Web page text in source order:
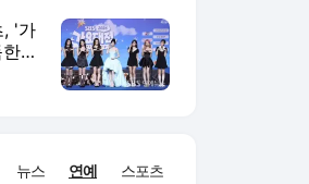
, '가
뉴스 연예 스포츠